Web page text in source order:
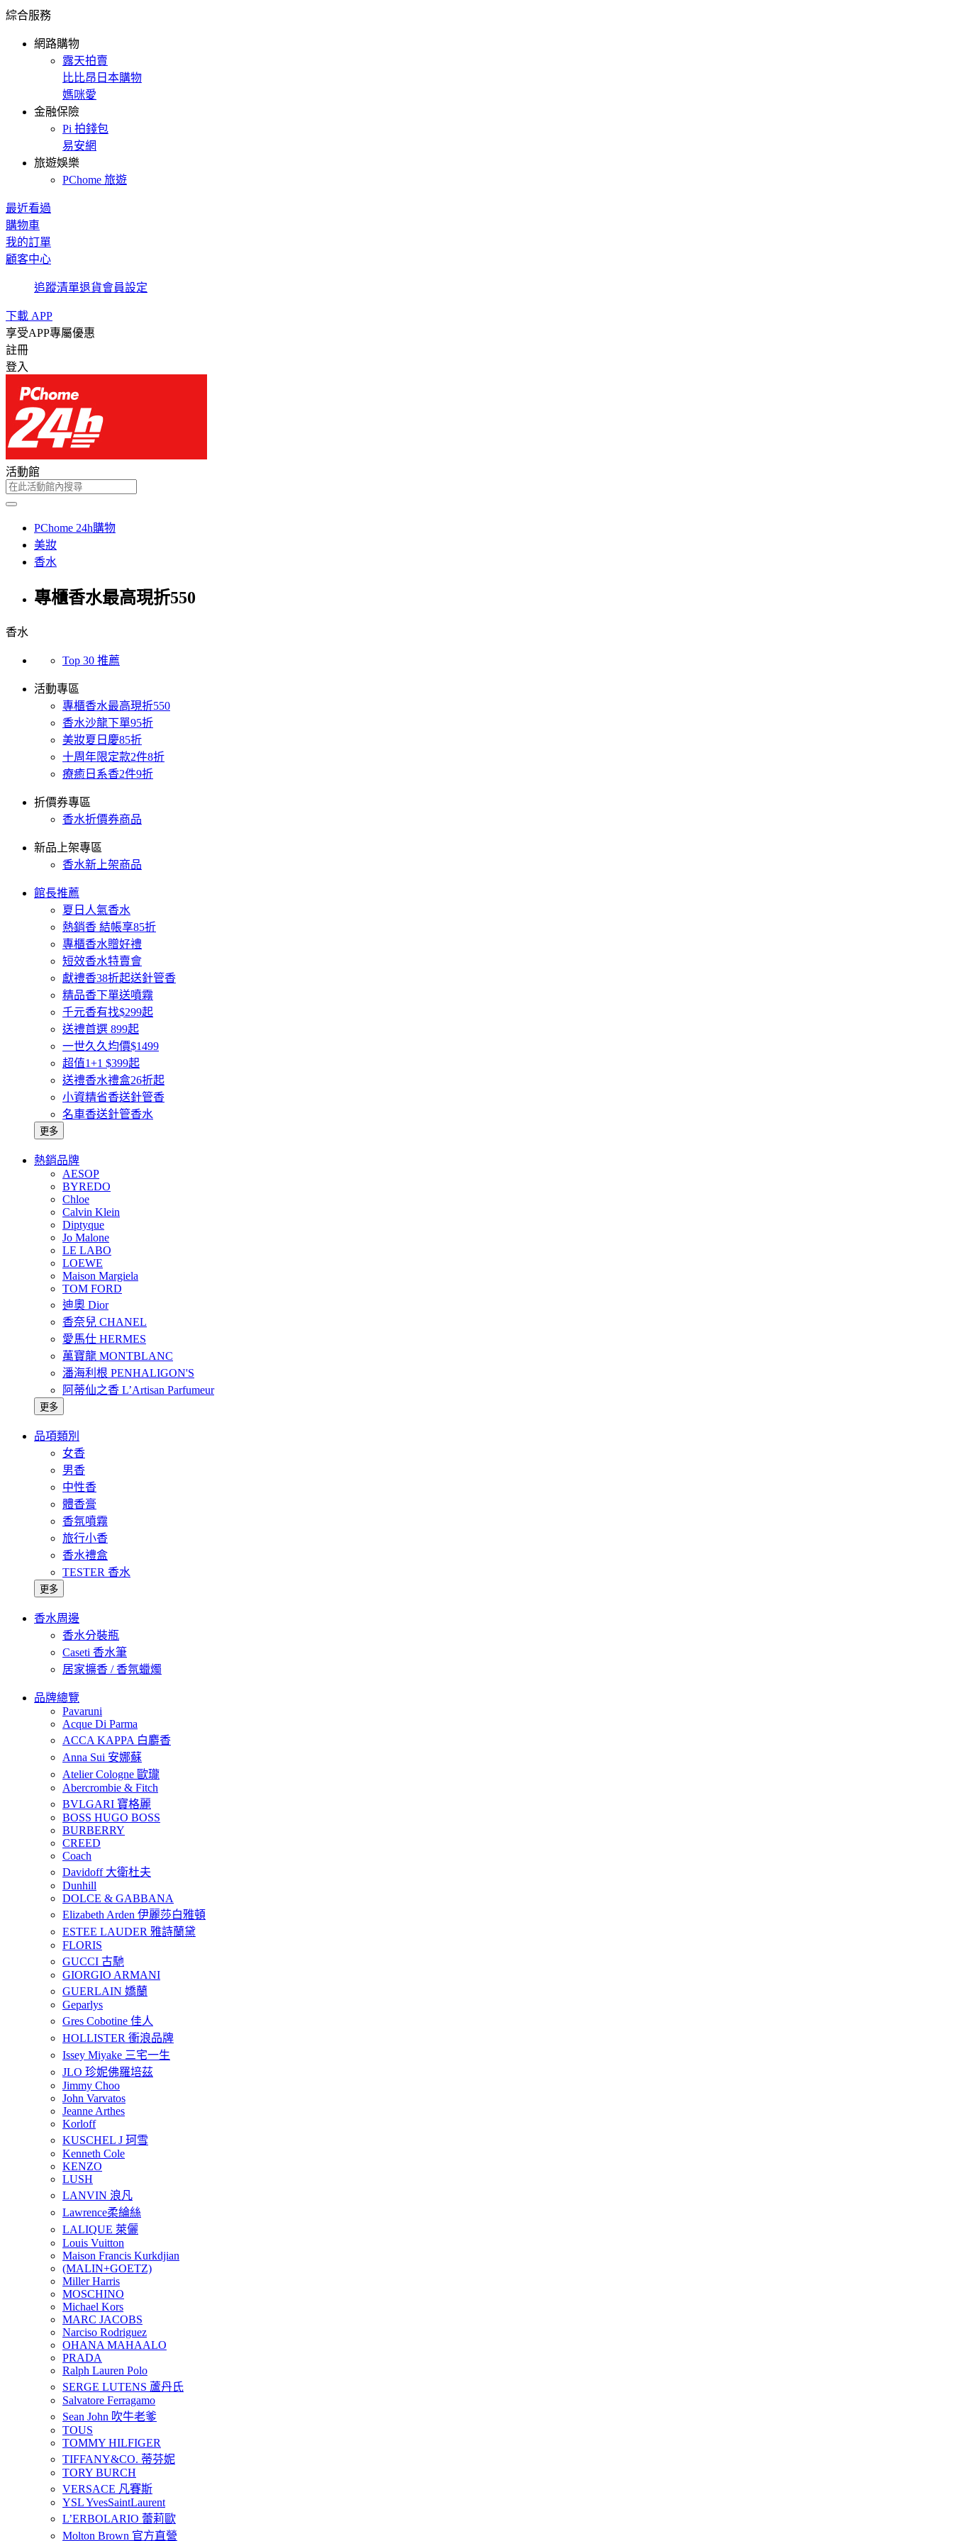
綜合服務
網路購物
露天拍賣
比比昂日本購物
媽咪愛
金融保險
Pi 拍錢包
易安網
旅遊娛樂
PChome 旅遊
最近看過
購物車
我的訂單
顧客中心
追蹤清單退貨會員設定
下載 APP
享受APP專屬優惠
註冊
登入
活動館
PChome 24h購物
美妝
香水
專櫃香水最高現折550
香水
Top 30 推薦
活動專區
專櫃香水最高現折550
香水沙龍下單95折
美妝夏日慶85折
十周年限定款2件8折
療癒日系香2件9折
折價券專區
香水折價券商品
新品上架專區
香水新上架商品
館長推薦
夏日人氣香水
熱銷香 結帳享85折
專櫃香水贈好禮
短效香水特賣會
獻禮香38折起送針管香
精品香下單送噴霧
千元香有找$299起
送禮首選 899起
一世久久均價$1499
超值1+1 $399起
送禮香水禮盒26折起
小資精省香送針管香
名車香送針管香水
更多
熱銷品牌
AESOP
BYREDO
Chloe
Calvin Klein
Diptyque
Jo Malone
LE LABO
LOEWE
Maison Margiela
TOM FORD
迪奧 Dior
香奈兒 CHANEL
愛馬仕 HERMES
萬寶龍 MONTBLANC
潘海利根 PENHALIGON'S
阿蒂仙之香 L’Artisan Parfumeur
更多
品項類別
女香
男香
中性香
體香膏
香氛噴霧
旅行小香
香水禮盒
TESTER 香水
更多
香水周邊
香水分裝瓶
Caseti 香水筆
居家擴香 / 香氛蠟燭
品牌總覽
Pavaruni
Acque Di Parma
ACCA KAPPA 白麝香
Anna Sui 安娜蘇
Atelier Cologne 歐瓏
Abercrombie & Fitch
BVLGARI 寶格麗
BOSS HUGO BOSS
BURBERRY
CREED
Coach
Davidoff 大衛杜夫
Dunhill
DOLCE & GABBANA
Elizabeth Arden 伊麗莎白雅頓
ESTEE LAUDER 雅詩蘭黛
FLORIS
GUCCI 古馳
GIORGIO ARMANI
GUERLAIN 嬌蘭
Geparlys
Gres Cobotine 佳人
HOLLISTER 衝浪品牌
Issey Miyake 三宅一生
JLO 珍妮佛羅培茲
Jimmy Choo
John Varvatos
Jeanne Arthes
Korloff
KUSCHEL J 珂雪
Kenneth Cole
KENZO
LUSH
LANVIN 浪凡
Lawrence柔綸絲
LALIQUE 萊儷
Louis Vuitton
Maison Francis Kurkdjian
(MALIN+GOETZ)
Miller Harris
MOSCHINO
Michael Kors
MARC JACOBS
Narciso Rodriguez
OHANA MAHAALO
PRADA
Ralph Lauren Polo
SERGE LUTENS 蘆丹氏
Salvatore Ferragamo
Sean John 吹牛老爹
TOUS
TOMMY HILFIGER
TIFFANY&CO. 蒂芬妮
TORY BURCH
VERSACE 凡賽斯
YSL YvesSaintLaurent
L’ERBOLARIO 蕾莉歐
Molton Brown 官方直營